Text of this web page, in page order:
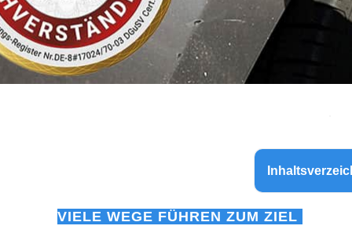
VIELE WEGE FÜHREN ZUM ZIEL